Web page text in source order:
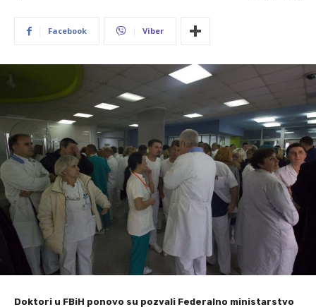
Facebook Viber
Doktori u FBiH ponovo su pozvali Federalno ministarstvo